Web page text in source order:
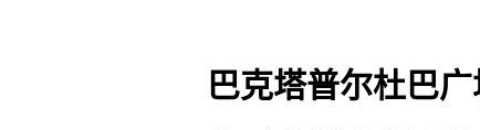
巴克塔普尔杜巴广